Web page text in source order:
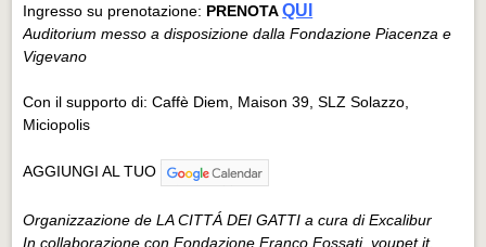
Ingresso su prenotazione: PRENOTAQUI
Auditorium messo a disposizione dalla Fondazione Piacenza e
Vigevano
Con il supporto di: Caffè Diem, Maison 39, SLZ Solazzo,
Miciopolis
AGGIUNGI AL TUO
Organizzazione de LA CITTÁ DEI GATTI a cura di Excalibur
In collaborazione con Fondazione Franco Fossati, youpet.it,